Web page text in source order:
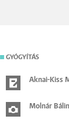
GYÓGYÍTÁS
Aknai-Kiss
Molnár